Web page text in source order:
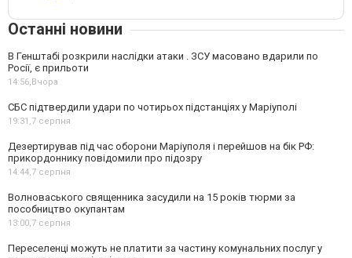
Останні новини
В Генштабі розкрили наслідки атаки . ЗСУ масовано вдарили по
Росії, є прильоти
14:56,Вчора
СБС підтвердили удари по чотирьох підстанціях у Маріуполі
19:31,7 серпня
Дезертирував під час оборони Маріуполя і перейшов на бік РФ:
прикордоннику повідомили про підозру
14:44,7 серпня
Волноваського священника засудили на 15 років тюрми за
пособництво окупантам
13:00,7 серпня
Переселенці можуть не платити за частину комунальних послуг у